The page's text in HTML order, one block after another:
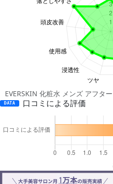
EVERSKIN 化粧水 メンズ アフタ
DATA 口コミによる評価